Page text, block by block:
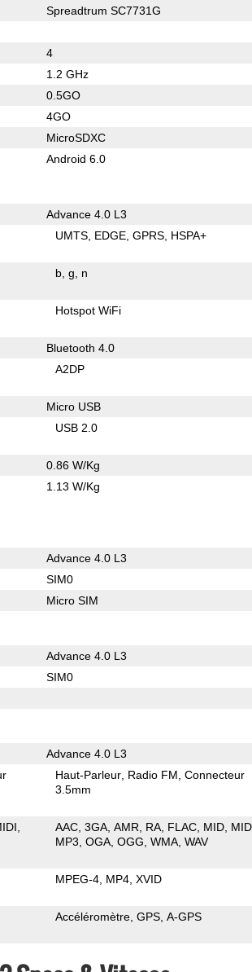
Spreadtrum SC7731G
4
1.2 GHz
0.5GO
4GO
MicroSDXC
Android 6.0
Advance 4.0 L3
UMTS EDGE GPRS HSPA+
b g n
Hotspot WiFi
Bluetooth 4.0
A2DP
Micro USB
USB 2.0
0.86 W/Kg
1.13 W/Kg
Advance 4.0 L3
SIM0
Micro SIM
Advance 4.0 L3
SIM0
Advance 4.0 L3
Haut-Parleur Radio FM Connecteur
3.5mm
AAC 3GA AMR RA FLAC MID
MP3 OGA OGG WMA WAV
MPEG-4 MP4 XVID
Accéléromètre GPS A-GPS